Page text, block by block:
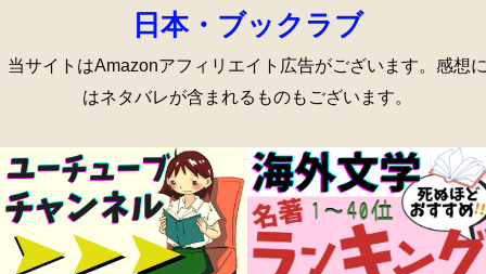
日本・ブックラブ
当サイトはAmazonアフィリエイト広告がございます。感想
はネタバレが含まれるものもございます。